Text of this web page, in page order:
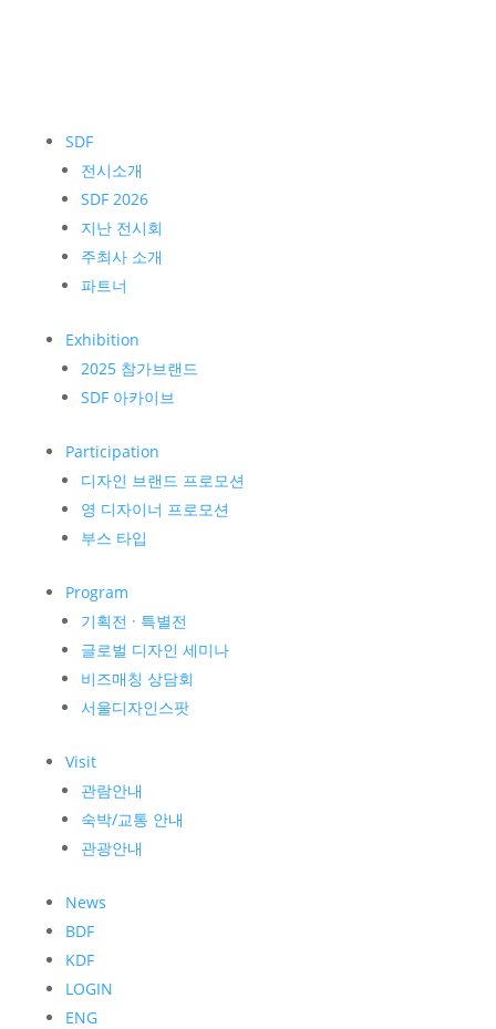
SDF
전시소개
SDF 2026
지난 전시회
주최사 소개
파트너
Exhibition
2025 참가브랜드
SDF 아카이브
Participation
디자인 브랜드 프로모션
영 디자이너 프로모션
부스 타입
Program
기획전 · 특별전
글로벌 디자인 세미나
비즈매칭 상담회
서울디자인스팟
Visit
관람안내
숙박/교통 안내
관광안내
News
BDF
KDF
LOGIN
ENG